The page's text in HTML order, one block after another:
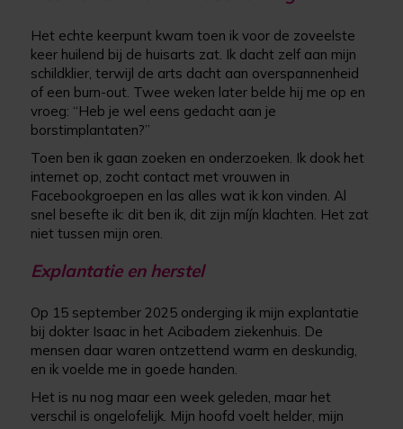
Het echte keerpunt kwam toen ik voor de zoveelste
keer huilend bij de huisarts zat. Ik dacht zelf aan mijn
schildklier, terwijl de arts dacht aan overspannenheid
of een burn-out. Twee weken later belde hij me op en
vroeg: “Heb je wel eens gedacht aan je
borstimplantaten?”
Toen ben ik gaan zoeken en onderzoeken. Ik dook het
internet op, zocht contact met vrouwen in
Facebookgroepen en las alles wat ik kon vinden. Al
snel besefte ik: dit ben ik, dit zijn míjn klachten. Het zat
niet tussen mijn oren.
Explantatie en herstel
Op 15 september 2025 onderging ik mijn explantatie
bij dokter Isaac in het Acibadem ziekenhuis. De
mensen daar waren ontzettend warm en deskundig,
en ik voelde me in goede handen.
Het is nu nog maar een week geleden, maar het
verschil is ongelofelijk. Mijn hoofd voelt helder, mijn